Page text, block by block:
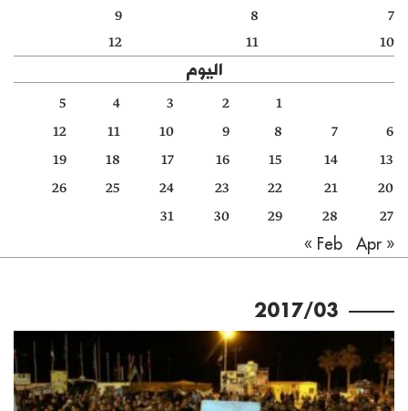
دفاتر
الأرشيف
7
8
9
10
11
12
اليوم
1
2
3
4
5
6
7
8
9
10
11
12
13
14
15
16
17
18
19
20
21
22
23
24
25
26
27
28
29
30
31
« Feb
Apr »
2017/03